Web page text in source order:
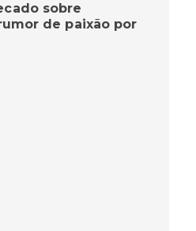
sobre
de paixão por